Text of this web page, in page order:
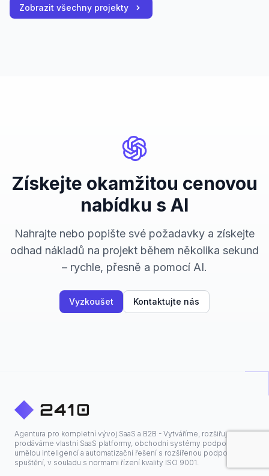
Zobrazit všechny projekty
Získejte okamžitou cenovou
nabídku s AI
Nahrajte nebo popište své požadavky a získejte
odhad nákladů na projekt během několika sekund
– rychle, přesně a pomocí AI.
Vyzkoušet Kontaktujte nás
Agentura pro kompletní vývoj SaaS a B2B - Vytváříme, rozšiřujeme a
prodáváme vlastní SaaS platformy, obchodní systémy podporované
umělou inteligencí a automatizační řešení s rozšířenou podporou po
spuštění, v souladu s normami řízení kvality ISO 9001.